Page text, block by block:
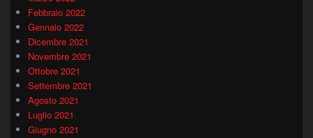
Febbraio 2022
Gennaio 2022
Dicembre 2021
Novembre 2021
Ottobre 2021
Settembre 2021
Agosto 2021
Luglio 2021
Giugno 2021